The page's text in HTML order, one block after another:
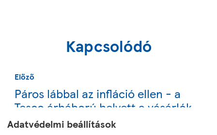
Kapcsolódó
Előző
Páros lábbal az infláció ellen - a
Tesco árháború helyett a vásárlók
oldalára áll
Adatvédelmi beállítások